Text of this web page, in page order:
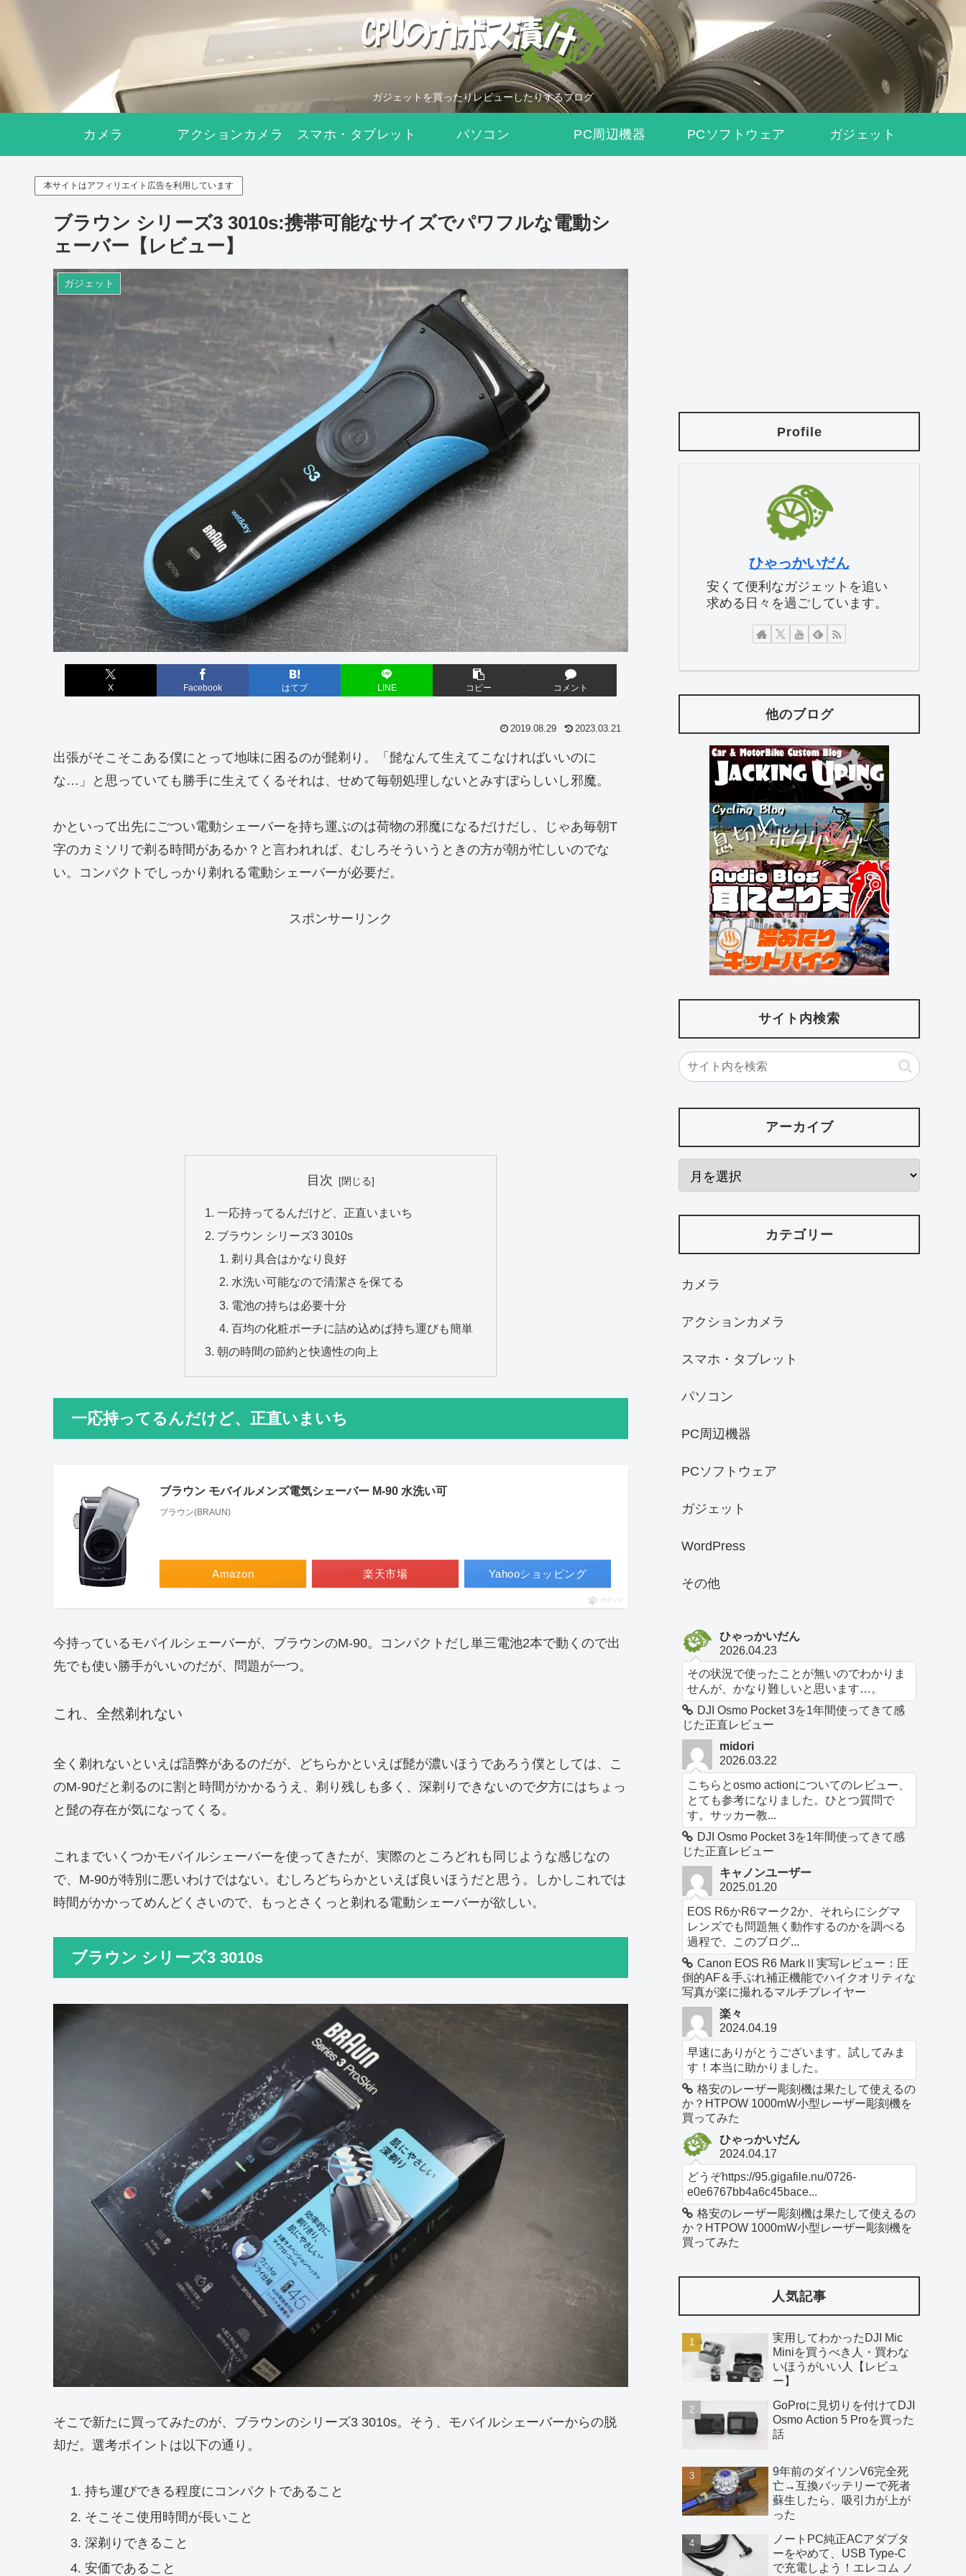
ガジェットを買ったりレビューしたりするブログ
カメラ アクションカメラ スマホ・タブレット パソコン PC周辺機器 PCソフトウェア ガジェット
本サイトはアフィリエイト広告を利用しています
ブラウン シリーズ3 3010s:携帯可能なサイズでパワフルな電動シ
ェーバー【レビュー】
ガジェット
X Facebook はてブ LINE コピー コメント
2019.08.29 2023.03.21
出張がそこそこある僕にとって地味に困るのが髭剃り。「髭なんて生えてこなければいいのに
な…」と思っていても勝手に生えてくるそれは、せめて毎朝処理しないとみすぼらしいし邪魔。
かといって出先にごつい電動シェーバーを持ち運ぶのは荷物の邪魔になるだけだし、じゃあ毎朝T
字のカミソリで剃る時間があるか？と言われれば、むしろそういうときの方が朝が忙しいのでな
い。コンパクトでしっかり剃れる電動シェーバーが必要だ。
スポンサーリンク
目次
一応持ってるんだけど、正直いまいち
ブラウン シリーズ3 3010s
剃り具合はかなり良好
水洗い可能なので清潔さを保てる
電池の持ちは必要十分
百均の化粧ポーチに詰め込めば持ち運びも簡単
朝の時間の節約と快適性の向上
一応持ってるんだけど、正直いまいち
ブラウン モバイルメンズ電気シェーバー M-90 水洗い可
ブラウン(BRAUN)
Amazon 楽天市場 Yahooショッピング
ポチップ
今持っているモバイルシェーバーが、ブラウンのM-90。コンパクトだし単三電池2本で動くので出
先でも使い勝手がいいのだが、問題が一つ。
これ、全然剃れない
全く剃れないといえば語弊があるのだが、どちらかといえば髭が濃いほうであろう僕としては、こ
のM-90だと剃るのに割と時間がかかるうえ、剃り残しも多く、深剃りできないので夕方にはちょっ
と髭の存在が気になってくる。
これまでいくつかモバイルシェーバーを使ってきたが、実際のところどれも同じような感じなの
で、M-90が特別に悪いわけではない。むしろどちらかといえば良いほうだと思う。しかしこれでは
時間がかかってめんどくさいので、もっとさくっと剃れる電動シェーバーが欲しい。
ブラウン シリーズ3 3010s
そこで新たに買ってみたのが、ブラウンのシリーズ3 3010s。そう、モバイルシェーバーからの脱
却だ。選考ポイントは以下の通り。
持ち運びできる程度にコンパクトであること
そこそこ使用時間が長いこと
深剃りできること
安価であること
Profile
ひゃっかいだん
安くて便利なガジェットを追い
求める日々を過ごしています。
他のブログ
サイト内検索
アーカイブ
カテゴリー
カメラ
アクションカメラ
スマホ・タブレット
パソコン
PC周辺機器
PCソフトウェア
ガジェット
WordPress
その他
ひゃっかいだん
2026.04.23
その状況で使ったことが無いのでわかりま
せんが、かなり難しいと思います…。
DJI Osmo Pocket 3を1年間使ってきて感
じた正直レビュー
midori
2026.03.22
こちらとosmo actionについてのレビュー、
とても参考になりました。ひとつ質問で
す。サッカー教...
DJI Osmo Pocket 3を1年間使ってきて感
じた正直レビュー
キャノンユーザー
2025.01.20
EOS R6かR6マーク2か、それらにシグマ
レンズでも問題無く動作するのかを調べる
過程で、このブログ...
Canon EOS R6 MarkⅡ実写レビュー：圧
倒的AF＆手ぶれ補正機能でハイクオリティな
写真が楽に撮れるマルチプレイヤー
楽々
2024.04.19
早速にありがとうございます。試してみま
す！本当に助かりました。
格安のレーザー彫刻機は果たして使えるの
か？HTPOW 1000mW小型レーザー彫刻機を
買ってみた
ひゃっかいだん
2024.04.17
どうぞhttps://95.gigafile.nu/0726-
e0e6767bb4a6c45bace...
格安のレーザー彫刻機は果たして使えるの
か？HTPOW 1000mW小型レーザー彫刻機を
買ってみた
人気記事
実用してわかったDJI Mic
Miniを買うべき人・買わな
いほうがいい人【レビュ
ー】
GoProに見切りを付けてDJI
Osmo Action 5 Proを買った
話
9年前のダイソンV6完全死
亡→互換バッテリーで死者
蘇生したら、吸引力が上が
った
ノートPC純正ACアダプタ
ーをやめて、USB Type-C
で充電しよう！エレコム ノ